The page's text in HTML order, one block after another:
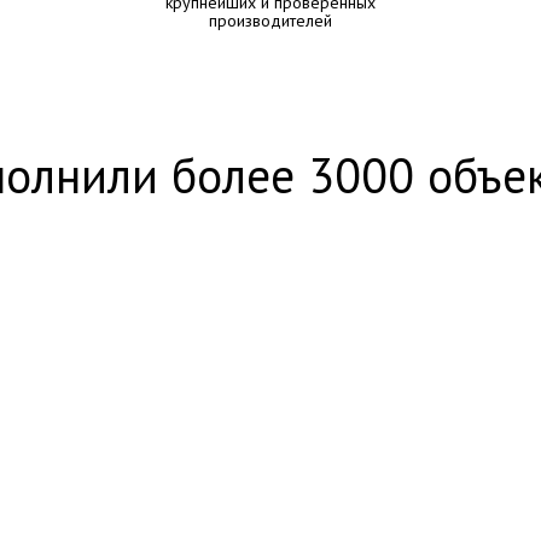
производителей
более 3000